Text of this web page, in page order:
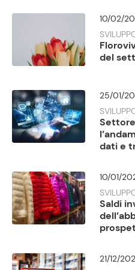
10/02/
del
25/01/
dati e
10/01/
Saldi
21/12/